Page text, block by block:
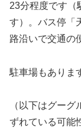
23分程度です（
す）。バス停「
路沿いで交通の
駐車場もありま
（以下はグー
ずれている可能